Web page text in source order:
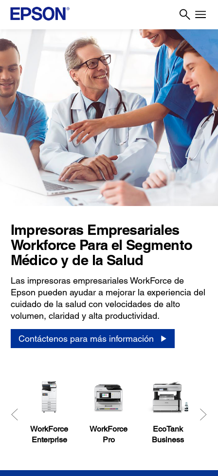
Impresoras Empresariales
Workforce Para el Segmento
Médico y de la Salud
Las impresoras empresariales WorkForce de
Epson pueden ayudar a mejorar la experiencia del
cuidado de la salud con velocidades de alto
volumen, claridad y alta productividad.
Contáctenos para más información
WorkForce
Enterprise
WorkForce
Pro
EcoTank
Business